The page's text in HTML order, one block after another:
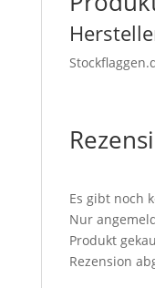
Es gibt noch
Nur
Produkt
Rezension